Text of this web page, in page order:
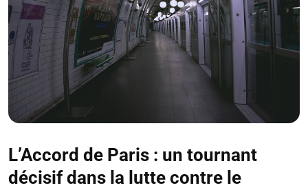
L’Accord de Paris : un tournant
décisif dans la lutte contre le